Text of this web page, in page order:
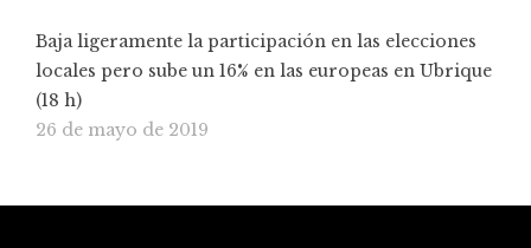
Baja ligeramente la participación en las elecciones
locales pero sube un 16% en las europeas en Ubrique
(18 h)
26 de mayo de 2019